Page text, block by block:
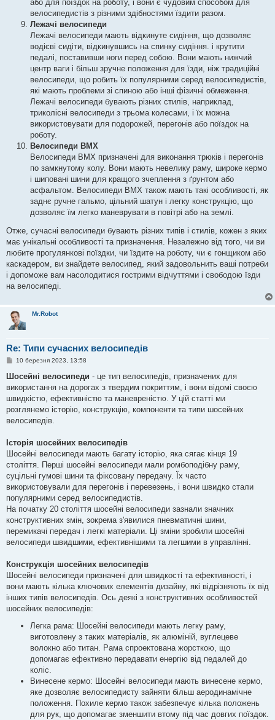
або для поїздок на роботу, і вони є чудовим способом для
велосипедистів з різними здібностями їздити разом.
Лежачі велосипеди
Лежачі велосипеди мають відкинуте сидіння, що дозволяє
водієві сидіти, відкинувшись на спинку сидіння. і крутити
педалі, поставивши ноги перед собою. Вони мають нижчий
центр ваги і більш зручне положення для їзди, ніж традиційні
велосипеди, що робить їх популярними серед велосипедистів,
які мають проблеми зі спиною або інші фізичні обмеження.
Лежачі велосипеди бувають різних стилів, наприклад,
триколісні велосипеди з трьома колесами, і їх можна
використовувати для подорожей, перегонів або поїздок на
роботу.
Велосипеди BMX
Велосипеди BMX призначені для виконання трюків і перегонів
по замкнутому колу. Вони мають невелику раму, широке кермо
і шиповані шини для кращого зчеплення з ґрунтом або
асфальтом. Велосипеди BMX також мають такі особливості, як
заднє ручне гальмо, цільний шатун і легку конструкцію, що
дозволяє їм легко маневрувати в повітрі або на землі.
Отже, сучасні велосипеди бувають різних типів і стилів, кожен з яких
має унікальні особливості та призначення. Незалежно від того, чи ви
любите прогулянкові поїздки, чи їздите на роботу, чи є гонщиком або
каскадером, ви знайдете велосипед, який задовольнить ваші потреби
і допоможе вам насолодитися гострими відчуттями і свободою їзди
на велосипеді.
Mr.Robot
Re: Типи сучасних велосипедів
П
в
д
о
л
е
я
10 березня 2023, 13:58
Шосейні велосипеди - це тип велосипедів, призначених для
використання на дорогах з твердим покриттям, і вони відомі своєю
швидкістю, ефективністю та маневреністю. У цій статті ми
розглянемо історію, конструкцію, компоненти та типи шосейних
велосипедів.
Історія шосейних велосипедів
Шосейні велосипеди мають багату історію, яка сягає кінця 19
століття. Перші шосейні велосипеди мали ромбоподібну раму,
суцільні гумові шини та фіксовану передачу. Їх часто
використовували для перегонів і перевезень, і вони швидко стали
популярними серед велосипедистів.
На початку 20 століття шосейні велосипеди зазнали значних
конструктивних змін, зокрема з'явилися пневматичні шини,
перемикачі передач і легкі матеріали. Ці зміни зробили шосейні
велосипеди швидшими, ефективнішими та легшими в управлінні.
Конструкція шосейних велосипедів
Шосейні велосипеди призначені для швидкості та ефективності, і
вони мають кілька ключових елементів дизайну, які відрізняють їх від
інших типів велосипедів. Ось деякі з конструктивних особливостей
шосейних велосипедів:
Легка рама: Шосейні велосипеди мають легку раму,
виготовлену з таких матеріалів, як алюміній, вуглецеве
волокно або титан. Рама спроектована жорсткою, що
допомагає ефективно передавати енергію від педалей до
коліс.
Винесене кермо: Шосейні велосипеди мають винесене кермо,
яке дозволяє велосипедисту зайняти більш аеродинамічне
положення. Похиле кермо також забезпечує кілька положень
для рук, що допомагає зменшити втому під час довгих поїздок.